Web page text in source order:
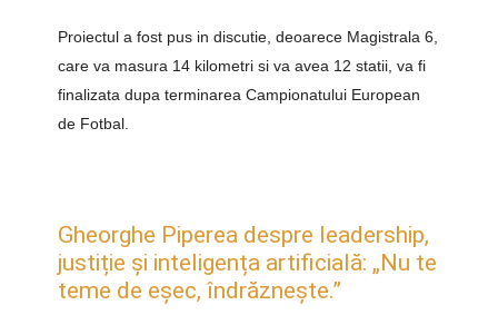
Proiectul a fost pus in discutie, deoarece Magistrala 6,
care va masura 14 kilometri si va avea 12 statii, va fi
finalizata dupa terminarea Campionatului European
de Fotbal.
Gheorghe Piperea despre leadership,
justiție și inteligența artificială: „Nu te
teme de eșec, îndrăznește.”